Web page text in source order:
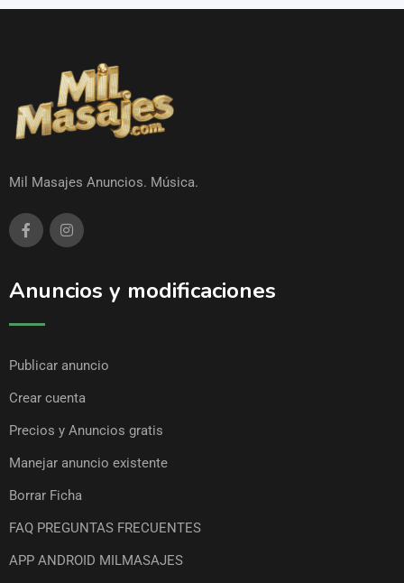
Mil Masajes Anuncios. Música.
Anuncios y modificaciones
Publicar anuncio
Crear cuenta
Precios y Anuncios gratis
Manejar anuncio existente
Borrar Ficha
FAQ PREGUNTAS FRECUENTES
APP ANDROID MILMASAJES